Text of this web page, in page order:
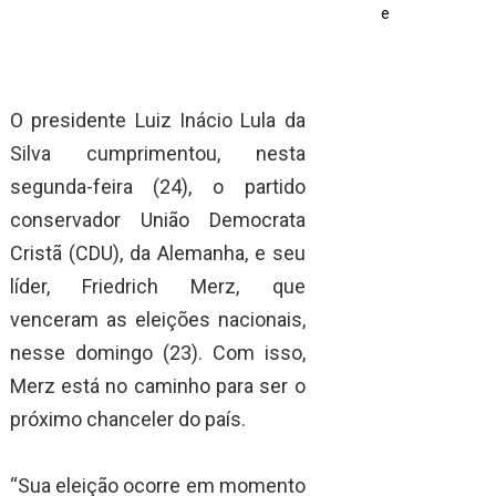
e
O presidente Luiz Inácio Lula da
Silva cumprimentou, nesta
segunda-feira (24), o partido
conservador União Democrata
Cristã (CDU), da Alemanha, e seu
líder, Friedrich Merz, que
venceram as eleições nacionais,
nesse domingo (23). Com isso,
Merz está no caminho para ser o
próximo chanceler do país.
“Sua eleição ocorre em momento